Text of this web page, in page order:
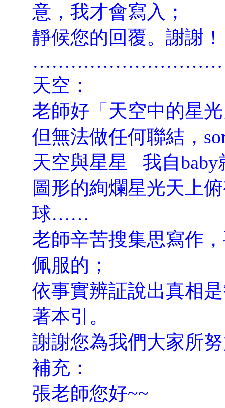
意，我才會寫入；
靜候您的回覆。謝謝！
天空：
老師好「天空中的星
但無法做任何聯結，
天空與星星 我自baby
圖形的絢爛星光天上
球……
老師辛苦搜集思寫作
佩服的；
依事實辨証說出真相
著本引。
謝謝您為我們大家所
補充：
張老師您好~~